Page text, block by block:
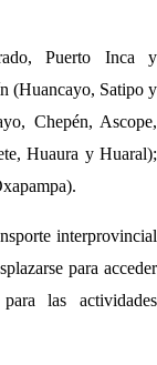
Puerto Inca y
(Huancayo, Satipo y
Chepén, Ascope,
Huaura y Huaral);
interprovincial
para acceder
las actividades